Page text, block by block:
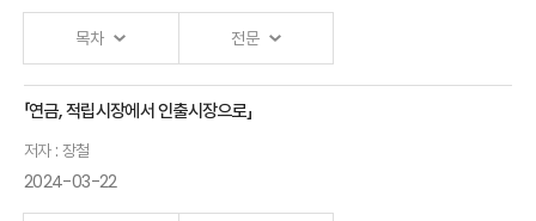
제조업종설문조사를중심으로-
김혜성 국제손해사정고문,
경영학박사
목차 전문
초고령사회
「연금, 적립시장에서 인출시장으로」
저자 : 장철
2024-03-22